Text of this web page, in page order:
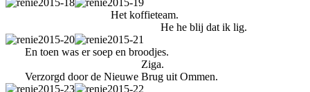
Het koffieteam.
He he blij dat ik lig.
En toen was er soep en broodjes.
Ziga.
Verzorgd door de Nieuwe Brug uit Ommen.